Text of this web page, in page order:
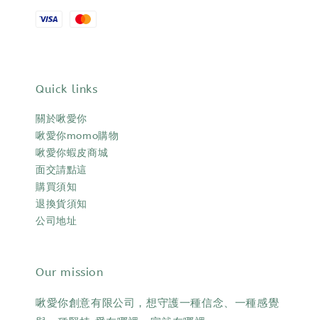
Quick links
關於啾愛你
啾愛你momo購物
啾愛你蝦皮商城
面交請點這
購買須知
退換貨須知
公司地址
Our mission
啾愛你創意有限公司，想守護一種信念、一種感覺